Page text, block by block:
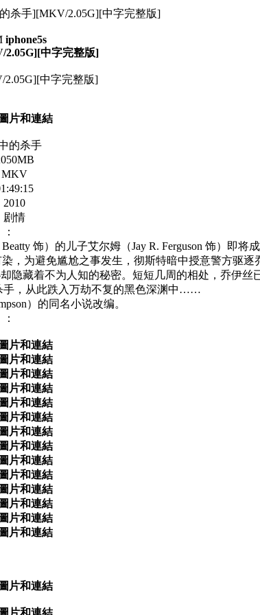
杀手][MKV/2.05G][中字完整版]
iphone5s
中字完整版]
中字完整版]
片和連結
的杀手
MKV
2010
剧情
饰）的儿子艾尔姆（Jay R. Ferguson 饰）即将
，为避免尴尬之事发生，彻斯特暗中授意警方驱逐
隐藏着不为人知的秘密。短短几周的相处，乔伊丝
手，从此跌入万劫不复的黑色深渊中……
）的同名小说改编。
片和連結
片和連結
片和連結
片和連結
片和連結
片和連結
片和連結
片和連結
片和連結
片和連結
片和連結
片和連結
片和連結
片和連結
片和連結
片和連結